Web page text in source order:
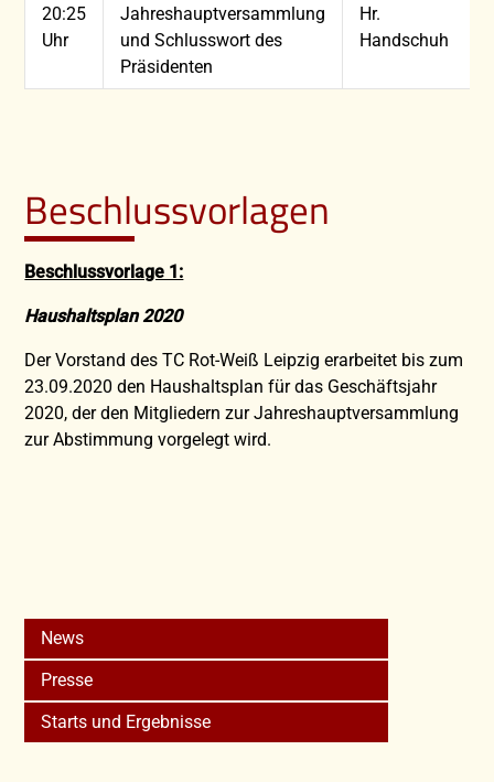
20:25
Uhr
Jahreshauptversammlung
und Schlusswort des
Präsidenten
Hr.
Handschuh
Beschlussvorlagen
Beschlussvorlage 1:
Haushaltsplan 2020
Der Vorstand des TC Rot-Weiß Leipzig erarbeitet bis zum
23.09.2020 den Haushaltsplan für das Geschäftsjahr
2020, der den Mitgliedern zur Jahreshauptversammlung
zur Abstimmung vorgelegt wird.
News
Presse
Starts und Ergebnisse